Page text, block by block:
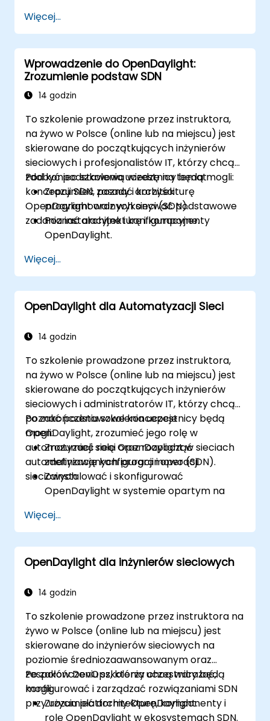
Skonfigurować klastrowanie, redundancję
i odporność na awarie w ONOS.
Monitorować, diagnozować i
optymalizować wdrożenia ONOS pod
kątem skalowalności i wydajności.
Zintegrować ONOS z istniejącą
Zaplanować i przeprowadzić proces
aktualizacji ONOS.
Więcej...
Wprowadzenie do OpenDaylight:
Zrozumienie podstaw SDN
14 godzin
To szkolenie prowadzone przez instruktora,
na żywo w Polsce (online lub na miejscu) jest
skierowane do początkujących inżynierów
sieciowych i profesjonalistów IT, którzy chcą
zdobyć podstawową wiedzę na temat
koncepcji SDN, poznać architekturę
OpenDaylight oraz wykonywać podstawowe
zadania instalacyjne i konfiguracyjne.
Pod koniec szkolenia uczestnicy będą mogli:
Zrozumieć zasady i korzyści
programowalnych sieci (SDN).
Poznać architekturę i komponenty
OpenDaylight.
OpenDaylight w systemie Linux.
Zintegrować OpenDaylight z
urządzeniami sieciowymi.
Wykonywać podstawowe operacje i
Więcej...
OpenDaylight dla Automatyzacji Sieci
14 godzin
To szkolenie prowadzone przez instruktora,
na żywo w Polsce (online lub na miejscu) jest
skierowane do początkujących inżynierów
sieciowych i administratorów IT, którzy chcą
poznać podstawowe koncepcje
OpenDaylight, zrozumieć jego rolę w
automatyzacji sieci oraz rozpocząć
automatyzację konfiguracji i operacji
sieciowych.
Po zakończeniu szkolenia uczestnicy będą
mogli:
Zrozumieć rolę OpenDaylight w sieciach
zdefiniowanych programowo (SDN).
Zainstalować i skonfigurować
OpenDaylight w systemie opartym na
Poznać architekturę i podstawowe
funkcje OpenDaylight.
Tworzyć podstawowe zautomatyzowane
konfiguracje sieciowe przy użyciu
Monitorować i zarządzać sieciami za
Więcej...
OpenDaylight dla inżynierów sieciowych
14 godzin
To szkolenie prowadzone przez instruktora na
żywo w Polsce (online lub na miejscu) jest
skierowane do inżynierów sieciowych na
poziomie średniozaawansowanym oraz
zespołów DevOps, którzy chcą wdrażać,
konfigurować i zarządzać rozwiązaniami SDN
przy użyciu platformy OpenDaylight.
Po zakończeniu szkolenia uczestnicy będą
mogli:
Zrozumieć architekturę, komponenty i
rolę OpenDaylight w ekosystemach SDN.